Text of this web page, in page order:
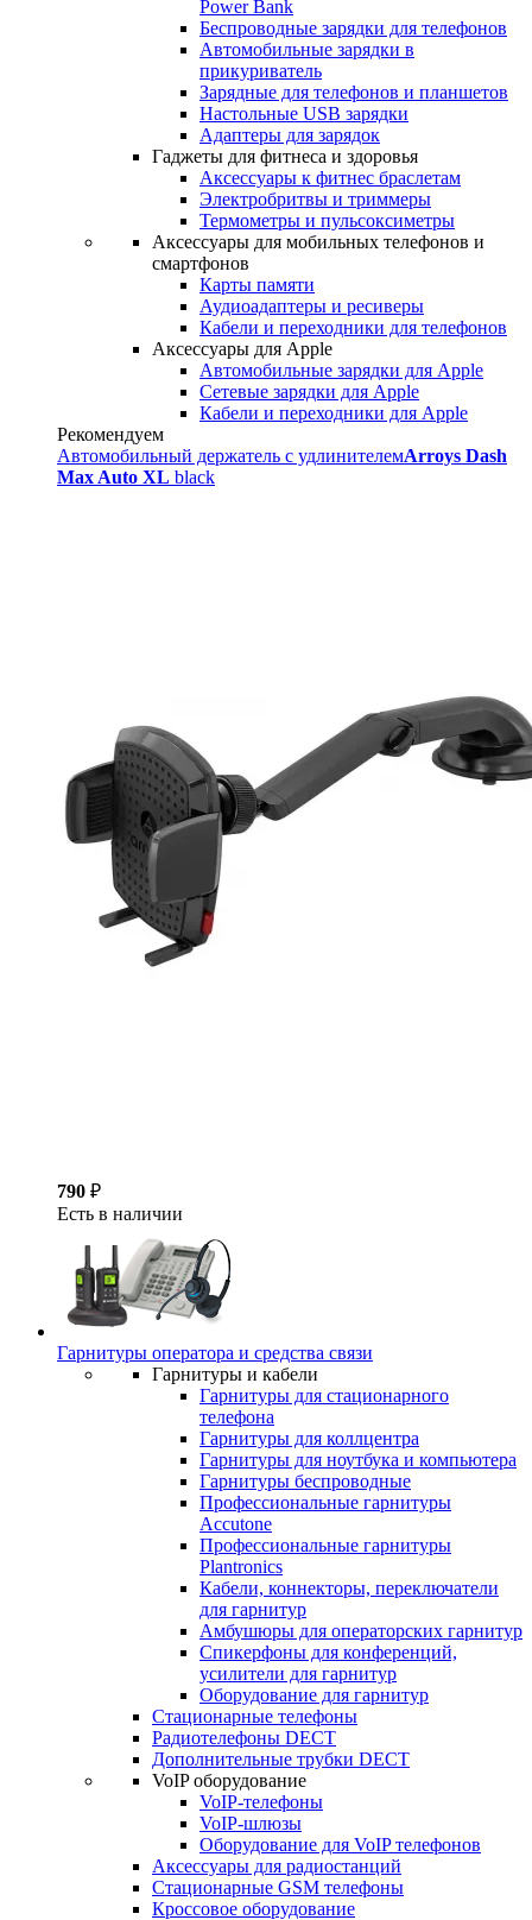
Power Bank
Беспроводные зарядки для телефонов
Автомобильные зарядки в
прикуриватель
Зарядные для телефонов и планшетов
Настольные USB зарядки
Адаптеры для зарядок
Гаджеты для фитнеса и здоровья
Аксессуары к фитнес браслетам
Электробритвы и триммеры
Термометры и пульсоксиметры
Аксессуары для мобильных телефонов и
смартфонов
Карты памяти
Аудиоадаптеры и ресиверы
Кабели и переходники для телефонов
Аксессуары для Apple
Автомобильные зарядки для Apple
Сетевые зарядки для Apple
Кабели и переходники для Apple
Рекомендуем
Автомобильный держатель с удлинителемArroys Dash
Max Auto XL black
790 ₽
Есть в наличии
Гарнитуры оператора и средства связи
Гарнитуры и кабели
Гарнитуры для стационарного
телефона
Гарнитуры для коллцентра
Гарнитуры для ноутбука и компьютера
Гарнитуры беспроводные
Профессиональные гарнитуры
Accutone
Профессиональные гарнитуры
Plantronics
Кабели, коннекторы, переключатели
для гарнитур
Амбушюры для операторских гарнитур
Cпикерфоны для конференций,
усилители для гарнитур
Оборудование для гарнитур
Стационарные телефоны
Радиотелефоны DECT
Дополнительные трубки DECT
VoIP оборудование
VoIP-телефоны
VoIP-шлюзы
Оборудование для VoIP телефонов
Аксессуары для радиостанций
Стационарные GSM телефоны
Кроссовое оборудование